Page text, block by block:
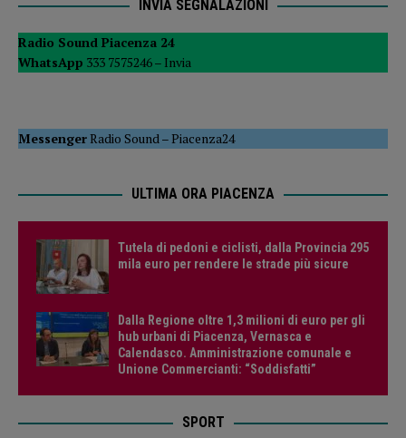
INVIA SEGNALAZIONI
Radio Sound Piacenza 24
WhatsApp 333 7575246 – Invia
MessengerRadio Sound –Piacenza24
ULTIMA ORA PIACENZA
Tutela di pedoni e ciclisti, dalla Provincia 295
mila euro per rendere le strade più sicure
Dalla Regione oltre 1,3 milioni di euro per gli
hub urbani di Piacenza, Vernasca e
Calendasco. Amministrazione comunale e
Unione Commercianti: “Soddisfatti”
SPORT